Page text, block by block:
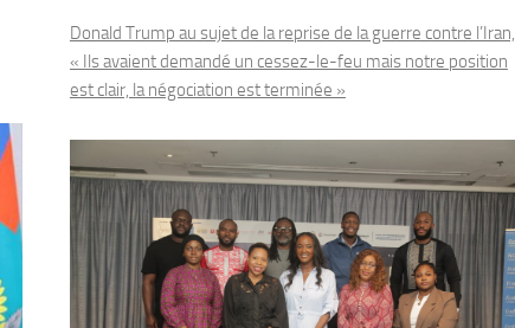
Donald Trump au sujet de la reprise de la guerre contre l’Iran,
« Ils avaient demandé un cessez-le-feu mais notre position
est clair, la négociation est terminée »